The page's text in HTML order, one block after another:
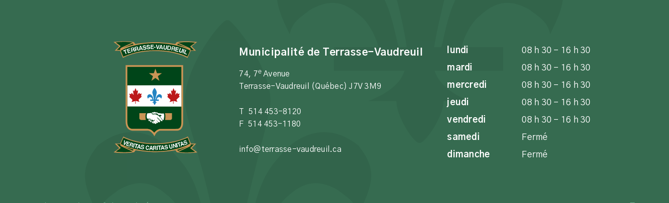
Municipalité de Terrasse-Vaudreuil
74, 7eAvenue
Terrasse-Vaudreuil (Québec) J7V 3M9
T 514 453-8120
F 514 453-1180
info@terrasse-vaudreuil.ca
lundi
08 h 30 - 16 h 30
mardi
08 h 30 - 16 h 30
mercredi
08 h 30 - 16 h 30
jeudi
08 h 30 - 16 h 30
vendredi
08 h 30 - 16 h 30
samedi
Fermé
dimanche
Fermé